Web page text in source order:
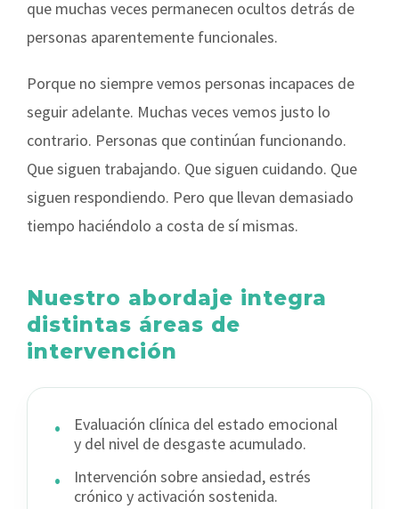
que muchas veces permanecen ocultos detrás de
personas aparentemente funcionales.
Porque no siempre vemos personas incapaces de
seguir adelante. Muchas veces vemos justo lo
contrario. Personas que continúan funcionando.
Que siguen trabajando. Que siguen cuidando. Que
siguen respondiendo. Pero que llevan demasiado
tiempo haciéndolo a costa de sí mismas.
Nuestro abordaje integra
distintas áreas de
intervención
•
Evaluación clínica del estado emocional
y del nivel de desgaste acumulado.
•
Intervención sobre ansiedad, estrés
crónico y activación sostenida.